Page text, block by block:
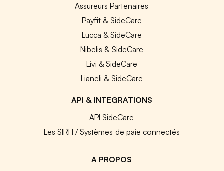
Assureurs Partenaires
Payfit & SideCare
Lucca & SideCare
Nibelis & SideCare
Livi & SideCare
Lianeli & SideCare
API & INTEGRATIONS
API SideCare
Les SIRH / Systèmes de paie connectés
A PROPOS